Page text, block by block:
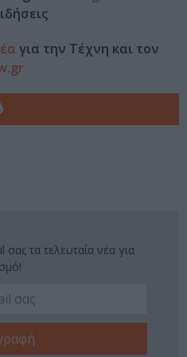
για την Τέχνη και τον
τα τελευταία νέα για